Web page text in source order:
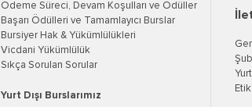
Ödeme Süreci, Devam Koşulları ve Ödüller
Başarı Ödülleri ve Tamamlayıcı Burslar
Bursiyer Hak & Yükümlülükleri
Vicdani Yükümlülük
Sıkça Sorulan Sorular
Yurt Dışı Burslarımız